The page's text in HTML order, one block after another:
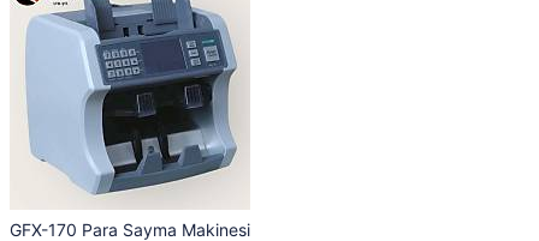
GFX-170 Para Sayma Makinesi